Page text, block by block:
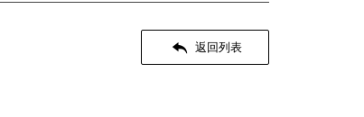
 返回列表